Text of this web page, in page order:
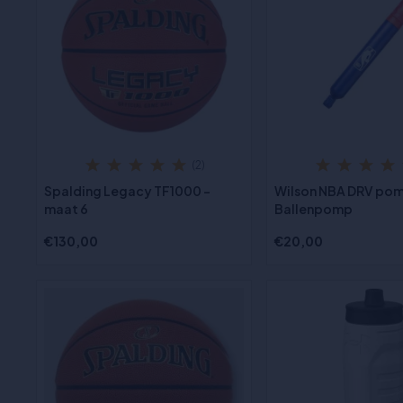
Spalding Legacy TF1000 -
maat 6
€130,00
Wilson NBA DRV
Ballenpomp
€20,00